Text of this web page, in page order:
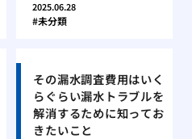
2025.06.28
未分類
その漏水調査費用はいく
らぐらい漏水トラブルを
解消するために知ってお
きたいこと